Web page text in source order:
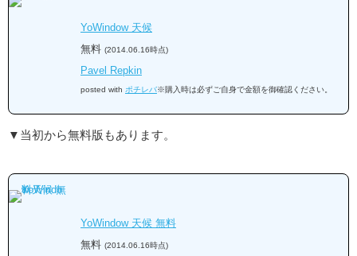
YoWindow 天候
無料 (2014.06.16時点)
Pavel Repkin
posted with ポチレバ※購入時は必ずご自身で金額を御確認ください。
▼当初から無料版もあります。
YoWindow 天候 無料
無料 (2014.06.16時点)